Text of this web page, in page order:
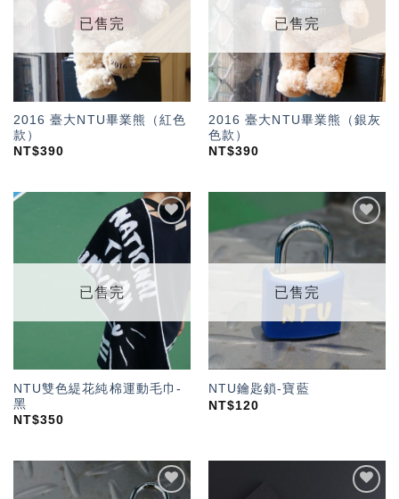
已售完
2016 臺大NTU畢業熊（紅色
款）
NT$390
已售完
2016 臺大NTU畢業熊（銀灰
色款）
NT$390
望輕
已售完
NTU雙色緹花純棉運動毛巾-
黑
NT$350
望輕
已售完
NTU鑰匙鎖-寶藍
NT$120